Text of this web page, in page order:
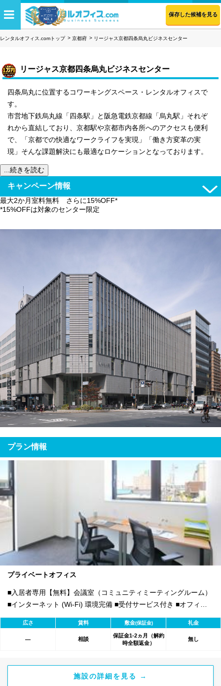
保存した候補を見る
レンタルオフィス.comトップ 京都府 リージャス京都四条烏丸ビジネスセンター
リージャス京都四条烏丸ビジネスセンター
四条烏丸に位置するコワーキングスペース・レンタルオフィスで
す。
市営地下鉄烏丸線「四条駅」と阪急電鉄京都線「烏丸駅」それぞ
れから直結しており、京都駅や京都市内各所へのアクセスも便利
で、「京都での快適なワークライフを実現」「働き方変革の実
現」そんな課題解決にも最適なロケーションとなっております。
...続きを読む
キャンペーン情報
最大2か月室料無料 さらに15%OFF*
*15%OFFは対象のセンター限定
プラン情報
プライベートオフィス
■入居者専用【無料】会議室（コミュニティミーティングルーム）
■インターネット (Wi-Fi) 環境完備 ■受付サービス付き ■オフィス
家具付き、内装工事不要
広さ 賃料 敷金(保証金) 礼金
― 相談
保証金1-2ヵ月（解約
時全額返金）
無し
施設の詳細を見る →